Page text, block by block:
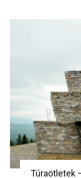
Túraötletek